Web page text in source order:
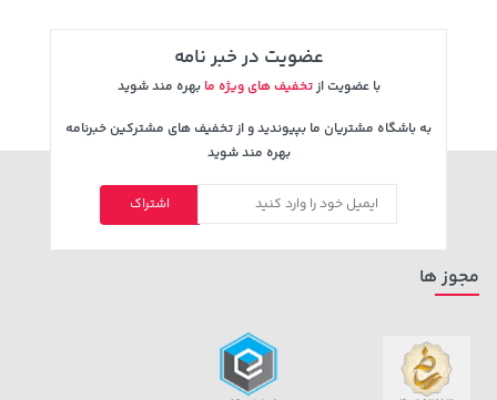
219,900 تومان
عضویت در خبر نامه
با عضویت ازتخفیف های ویژه ما بهره مند شوید
به باشگاه مشتریان ما بپیوندید و از تخفیف های مشترکین خبرنامه
بهره مند شوید
اشتراک
مجوز ها